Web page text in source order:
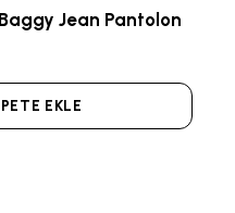
Jean Pantolon
EKLE